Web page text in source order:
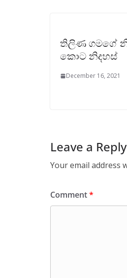
තිලිණ ගමගේ
කොට නිදහස්
December 16, 2021
Leave a Reply
Your email address
Comment*